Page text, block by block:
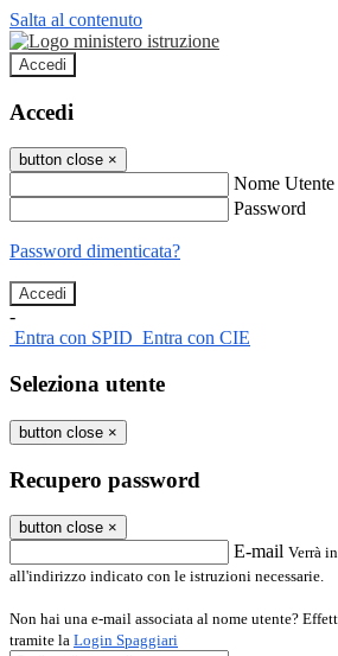
Salta al contenuto
Accedi
Accedi
button close ×
Nome Utente
Password
Password dimenticata?
-
Entra con SPID Entra con CIE
Seleziona utente
button close ×
Recupero password
button close ×
E-mail Verrà
all'indirizzo indicato con le istruzioni necessarie.
Non hai una e-mail associata al nome utente?
tramite la Login Spaggiari